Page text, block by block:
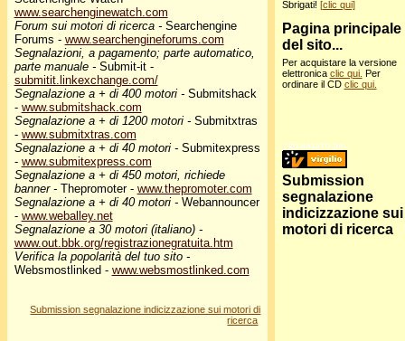
www.searchenginewatch.com
Forum sui motori di ricerca - Searchengine
Forums - www.searchengineforums.com
Segnalazioni, a pagamento; parte automatico,
parte manuale - Submit-it -
submitit.linkexchange.com/
Segnalazione a + di 400 motori - Submitshack
- www.submitshack.com
Segnalazione a + di 1200 motori - Submitxtras
- www.submitxtras.com
Segnalazione a + di 40 motori - Submitexpress
- www.submitexpress.com
Segnalazione a + di 450 motori, richiede
banner - Thepromoter - www.thepromoter.com
Segnalazione a + di 40 motori - Webannouncer
- www.weballey.net
Segnalazione a 30 motori (italiano) -
www.out.bbk.org/registrazionegratuita.htm
Verifica la popolarità del tuo sito -
Websmostlinked - www.websmostlinked.com
Submission segnalazione indicizzazione sui motori di
ricerca
Sbrigati! [clic qui]
Pagina principale
del sito...
Per acquistare la versione
elettronica clic qui. Per
ordinare il CD clic qui.
Submission
segnalazione
indicizzazione sui
motori di ricerca